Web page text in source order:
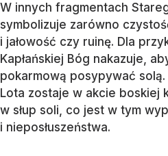
W innych fragmentach
symbolizuje zarówno
i jałowość czy ruinę. Dla
Kapłańskiej Bóg nakazuje,
pokarmową posypywać
Lota zostaje w akcie boskiej
w słup soli, co jest w tym
i nieposłuszeństwa.